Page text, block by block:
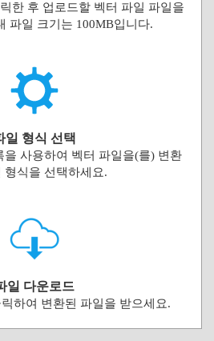
한 후 업로드할 벡터 파일 파일을
파일 크기는 100MB입니다.
일 형식 선택
을 사용하여 벡터 파일을(를) 변환
형식을 선택하세요.
일 다운로드
하여 변환된 파일을 받으세요.